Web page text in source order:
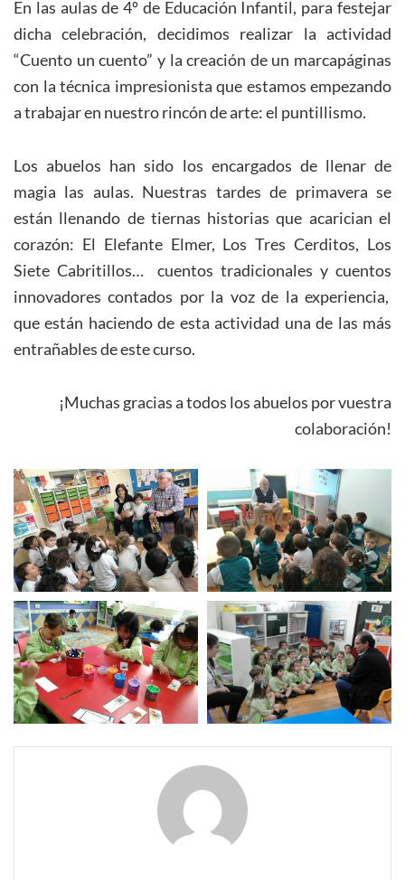
En las aulas de 4º de Educación Infantil, para festejar
dicha celebración, decidimos realizar la actividad
“Cuento un cuento” y la creación de un marcapáginas
con la técnica impresionista que estamos empezando
a trabajar en nuestro rincón de arte: el puntillismo.
Los abuelos han sido los encargados de llenar de
magia las aulas. Nuestras tardes de primavera se
están llenando de tiernas historias que acarician el
corazón: El Elefante Elmer, Los Tres Cerditos, Los
Siete Cabritillos… cuentos tradicionales y cuentos
innovadores contados por la voz de la experiencia,
que están haciendo de esta actividad una de las más
entrañables de este curso.
¡Muchas gracias a todos los abuelos por vuestra
colaboración!